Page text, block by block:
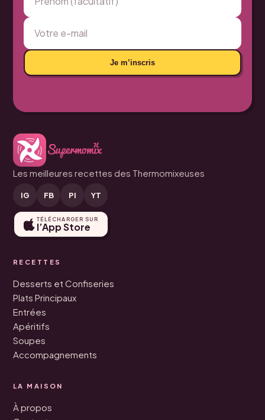
Je m’inscris
Les meilleures recettes des Thermomixeuses
IG FB PI YT
TÉLÉCHARGER SUR
l’App Store
RECETTES
Desserts et Confiseries
Plats Principaux
Entrées
Apéritifs
Soupes
Accompagnements
LA MAISON
À propos